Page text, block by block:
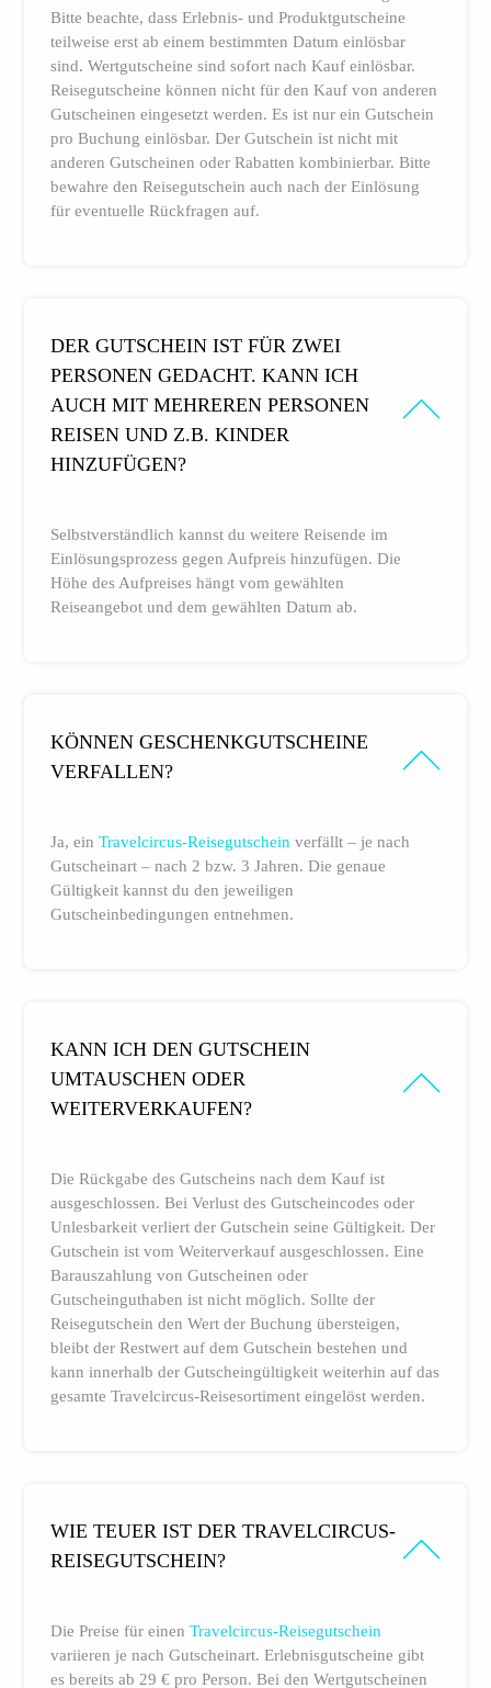
Bitte beachte, dass Erlebnis- und Produktgutscheine
teilweise erst ab einem bestimmten Datum einlösbar
sind. Wertgutscheine sind sofort nach Kauf einlösbar.
Reisegutscheine können nicht für den Kauf von anderen
Gutscheinen eingesetzt werden. Es ist nur ein Gutschein
pro Buchung einlösbar. Der Gutschein ist nicht mit
anderen Gutscheinen oder Rabatten kombinierbar. Bitte
bewahre den Reisegutschein auch nach der Einlösung
für eventuelle Rückfragen auf.
DER GUTSCHEIN IST FÜR ZWEI
PERSONEN GEDACHT. KANN ICH
AUCH MIT MEHREREN PERSONEN
REISEN UND Z.B. KINDER
HINZUFÜGEN?
Selbstverständlich kannst du weitere Reisende im
Einlösungsprozess gegen Aufpreis hinzufügen. Die
Höhe des Aufpreises hängt vom gewählten
Reiseangebot und dem gewählten Datum ab.
KÖNNEN GESCHENKGUTSCHEINE
VERFALLEN?
Ja, einTravelcircus-Reisegutschein verfällt – je nach
Gutscheinart – nach 2 bzw. 3 Jahren. Die genaue
Gültigkeit kannst du den jeweiligen
Gutscheinbedingungen entnehmen.
KANN ICH DEN GUTSCHEIN
UMTAUSCHEN ODER
WEITERVERKAUFEN?
Die Rückgabe des Gutscheins nach dem Kauf ist
ausgeschlossen. Bei Verlust des Gutscheincodes oder
Unlesbarkeit verliert der Gutschein seine Gültigkeit. Der
Gutschein ist vom Weiterverkauf ausgeschlossen. Eine
Barauszahlung von Gutscheinen oder
Gutscheinguthaben ist nicht möglich. Sollte der
Reisegutschein den Wert der Buchung übersteigen,
bleibt der Restwert auf dem Gutschein bestehen und
kann innerhalb der Gutscheingültigkeit weiterhin auf das
gesamte Travelcircus-Reisesortiment eingelöst werden.
WIE TEUER IST DER TRAVELCIRCUS-
REISEGUTSCHEIN?
Die Preise für einenTravelcircus-Reisegutschein
variieren je nach Gutscheinart. Erlebnisgutscheine gibt
es bereits ab 29 € pro Person. Bei den Wertgutscheinen